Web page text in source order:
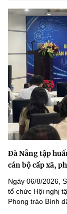
Đà Nẵng tập
cán bộ cấp xã,
Ngày 06/8/2026,
tổ chức Hội nghị
Phong trào Bình